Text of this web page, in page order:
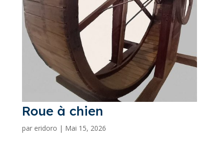
Roue à chien
par eridoro | Mai 15, 2026